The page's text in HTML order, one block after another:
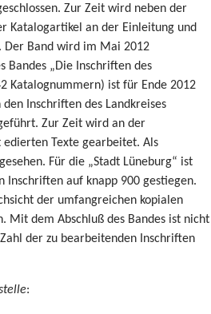
Zur Zeit wird neben der
Katalogartikel an der Einleitung und
Der Band wird im Mai 2012
Bandes „Die Inschriften des
Katalognummern) ist für Ende 2012
Inschriften des Landkreises
Zur Zeit wird an der
Texte gearbeitet. Als
Für die „Stadt Lüneburg“ ist
Inschriften auf knapp 900 gestiegen.
der umfangreichen kopialen
Mit dem Abschluß des Bandes ist nicht
der zu bearbeitenden Inschriften
: